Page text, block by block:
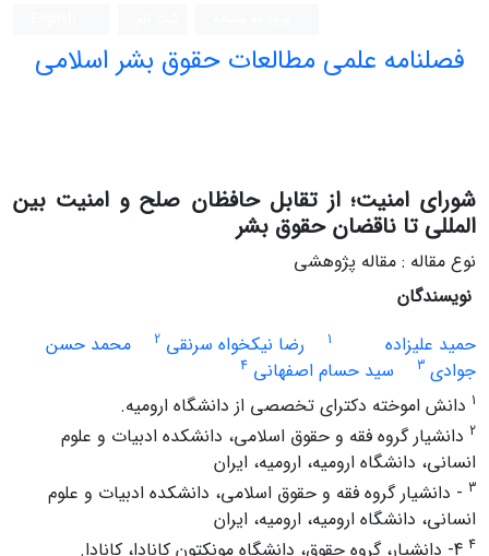
فصلنامه علمی مطالعات حقوق بشر اسلامی
شورای امنیت؛ از تقابل حافظان صلح و امنیت بین
المللی تا ناقضان حقوق بشر
نوع مقاله : مقاله پژوهشی
نویسندگان
حمید علیزاده
1 رضا نیکخواه سرنقی 2
محمد حسن
جوادی 3 سید حسام اصفهانی 4
1 دانش اموخته دکترای تخصصی از دانشگاه ارومیه.
2 دانشیار گروه فقه و حقوق اسلامی، دانشکده ادبیات و علوم
انسانی، دانشگاه ارومیه، ارومیه، ایران
3 - دانشیار گروه فقه و حقوق اسلامی، دانشکده ادبیات و علوم
انسانی، دانشگاه ارومیه، ارومیه، ایران
4